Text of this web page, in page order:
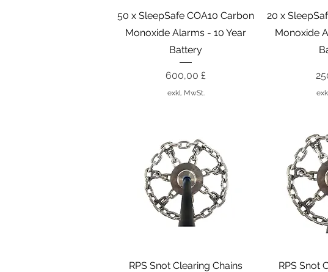
Schnellansicht
50 x SleepSafe COA10 Carbon
Monoxide Alarms - 10 Year
Battery
Preis
600,00 £
exkl. MwSt.
20 x
Monoxide
Schnellansicht
RPS Snot Clearing Chains
RPS Snot